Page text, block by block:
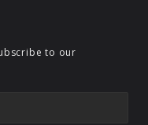
to our